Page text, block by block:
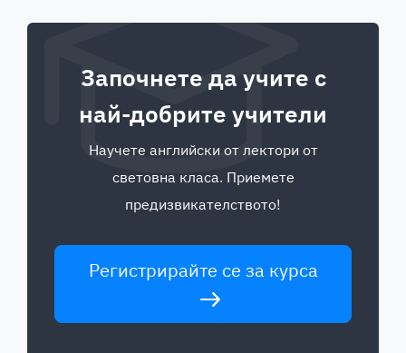
Започнете да учите с
най-добрите учители
Научете английски от лектори от
световна класа. Приемете
предизвикателството!
Регистрирайте се за курса